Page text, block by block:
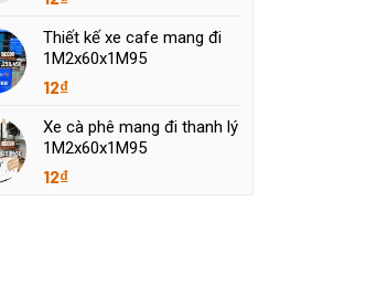
Thiết kế xe cafe mang đi
1M2x60x1M95
12₫
Xe cà phê mang đi thanh lý
1M2x60x1M95
12₫